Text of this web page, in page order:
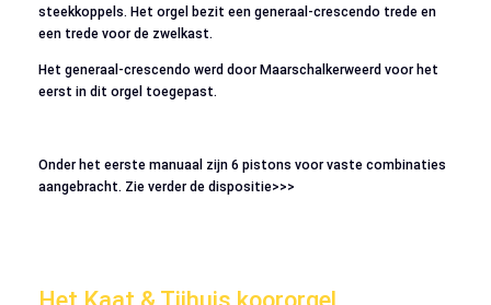
steekkoppels. Het orgel bezit een generaal-crescendo trede en
een trede voor de zwelkast.
Het generaal-crescendo werd door Maarschalkerweerd voor het
eerst in dit orgel toegepast.
Onder het eerste manuaal zijn 6 pistons voor vaste combinaties
aangebracht. Zie verder de dispositie>>>